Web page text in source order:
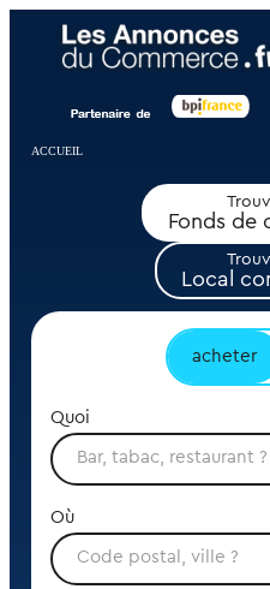
ACCUEIL
Fonds de
Local
acheter
Quoi
Où
Panneau de gestion des